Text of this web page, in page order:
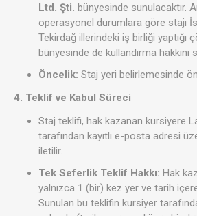
Ltd. Şti. bünyesinde sunulacaktır.
operasyonel durumlara göre stajı
Tekirdağ illerindeki iş birliği yaptığı
bünyesinde de kullandırma hakkını
Öncelik: Staj yeri belirlemesinde
4. Teklif ve Kabul Süreci
Staj teklifi, hak kazanan kursiyere
tarafından kayıtlı e-posta adresi
iletilir.
Tek Seferlik Teklif Hakkı: Hak
yalnızca 1 (bir) kez yer ve tarih
Sunulan bu teklifin kursiyer